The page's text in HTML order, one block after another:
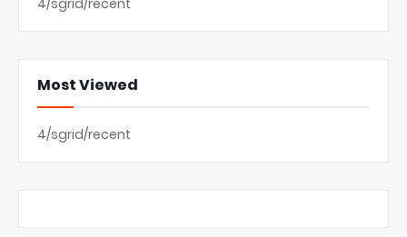
Most Viewed
4/sgrid/recent